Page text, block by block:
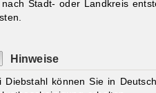
Stadt- oder Landkreis
Hinweise
Diebstahl können Sie in